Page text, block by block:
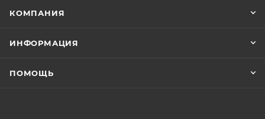
КОМПАНИЯ
ИНФОРМАЦИЯ
ПОМОЩЬ